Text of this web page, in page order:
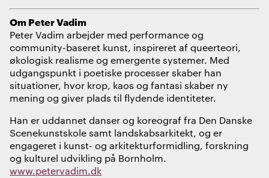
Om Peter Vadim
Peter Vadim arbejder med performance og
community-baseret kunst, inspireret af queerteori,
økologisk realisme og emergente systemer. Med
udgangspunkt i poetiske processer skaber han
situationer, hvor krop, kaos og fantasi skaber ny
mening og giver plads til flydende identiteter.
Han er uddannet danser og koreograf fra Den Danske
Scenekunstskole samt landskabsarkitekt, og er
engageret i kunst- og arkitekturformidling, forskning
og kulturel udvikling på Bornholm.
www.petervadim.dk